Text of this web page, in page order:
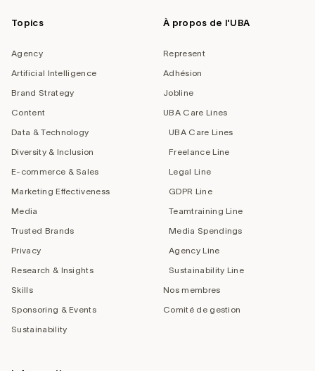
Topics
Agency
Artificial Intelligence
Brand Strategy
Content
Data & Technology
Diversity & Inclusion
E-commerce & Sales
Marketing Effectiveness
Media
Trusted Brands
Privacy
Research & Insights
Skills
Sponsoring & Events
Sustainability
À propos de l'UBA
Represent
Adhésion
Jobline
UBA Care Lines
UBA Care Lines
Freelance Line
Legal Line
GDPR Line
Teamtraining Line
Media Spendings
Agency Line
Sustainability Line
Nos membres
Comité de gestion